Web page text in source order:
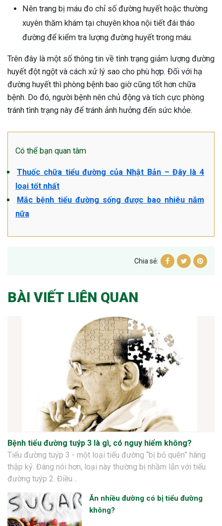
Nên trang bị máu đo chỉ số đường huyết hoặc thường
xuyên thăm khám tại chuyên khoa nội tiết đái tháo
đường để kiểm tra lượng đường huyết trong máu.
Trên đây là một số thông tin về tình trạng giảm lượng đường
huyết đột ngột và cách xử lý sao cho phù hợp. Đối với hạ
đường huyết thì phòng bệnh bao giờ cũng tốt hơn chữa
bệnh. Do đó, người bệnh nên chủ động và tích cực phòng
tránh tình trạng này để tránh ảnh hưởng đến sức khỏe.
Có thể bạn quan tâm
Thuốc chữa tiểu đường của Nhật Bản – Đây là 4
loại tốt nhất
Mắc bệnh tiểu đường sống được bao nhiêu năm
nữa
Chia sẻ:
BÀI VIẾT LIÊN QUAN
Bệnh tiểu đường tuýp 3 là gì, có nguy hiểm không?
Tiểu đường tuýp 3 - một loại tiểu đường “bị bỏ quên” hàng
thập kỷ. Đáng nói hơn, loại này thường bị nhầm lẫn với tiểu
đường tuýp 2. Điều…
Ăn nhiều đường có bị tiểu đường
không?